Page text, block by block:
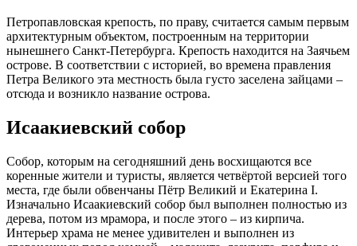
Петропавловская крепость, по праву, считается самым первым
архитектурным объектом, построенным на территории
нынешнего Санкт-Петербурга. Крепость находится на Заячьем
острове. В соответствии с историей, во времена правления
Петра Великого эта местность была густо заселена зайцами –
отсюда и возникло название острова.
Исаакиевский собор
Собор, которым на сегодняшний день восхищаются все
коренные жители и туристы, является четвёртой версией того
места, где были обвенчаны Пётр Великий и Екатерина I.
Изначально Исаакиевский собор был выполнен полностью из
дерева, потом из мрамора, и после этого – из кирпича.
Интерьер храма не менее удивителен и выполнен из